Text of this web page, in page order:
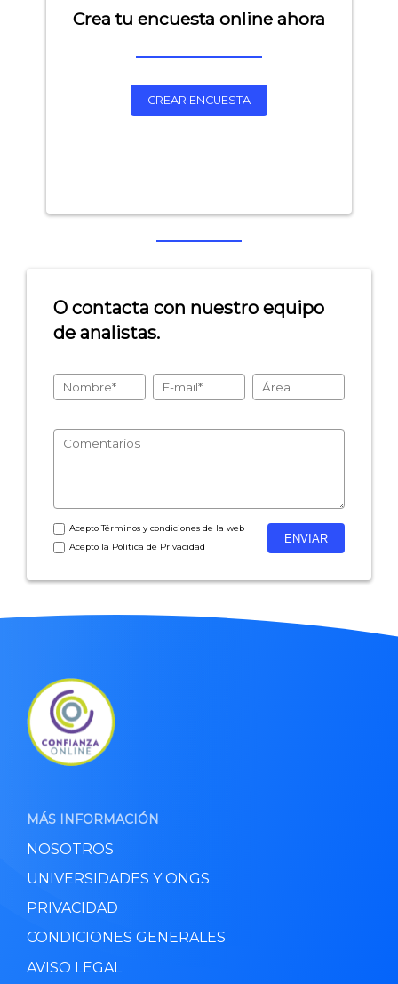
- Encuesta.com
- Encuestas de recursos humanos
- Inteligencia artificial
- Marketing y encuestas
Crea tu encuesta online ahora
CREAR ENCUESTA
O contacta con nuestro equipo
de analistas.
AceptoTérminos y condicionesde la web
Acepto la Política de Privacidad
MÁS INFORMACIÓN
NOSOTROS
UNIVERSIDADES Y ONGS
PRIVACIDAD
CONDICIONES GENERALES
AVISO LEGAL